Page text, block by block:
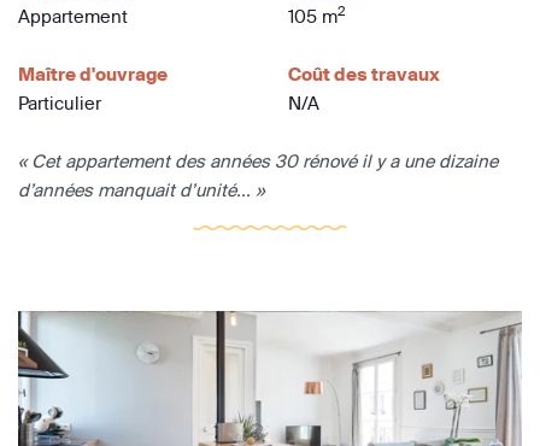
Appartement
105 m2
Maître d'ouvrage
Particulier
Coût des travaux
N/A
« Cet appartement des années 30 rénové il y a une dizaine
d’années manquait d’unité... »